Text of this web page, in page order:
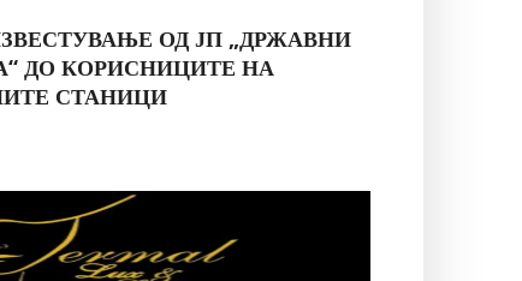
ОД ЈП „ДРЖАВНИ
ДО КОРИСНИЦИТЕ НА
СТАНИЦИ